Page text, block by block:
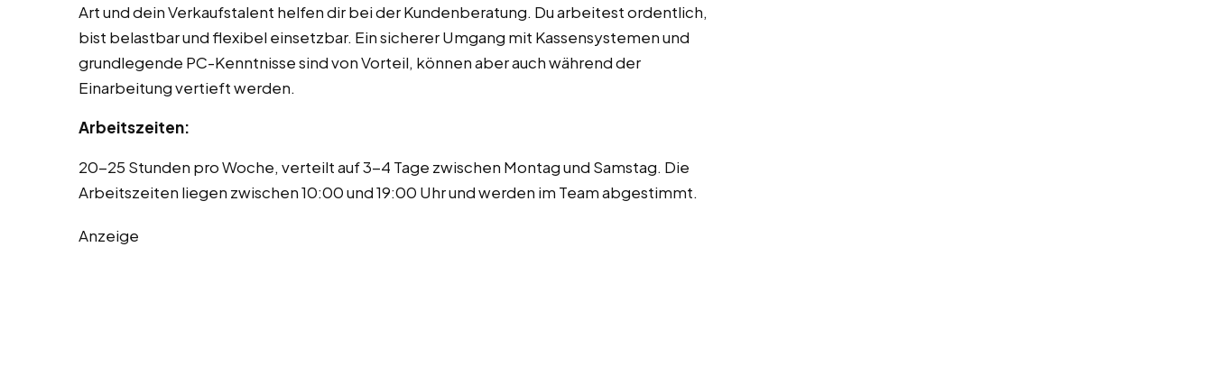
Art und dein Verkaufstalent helfen dir bei der Kundenberatung. Du arbeitest ordentlich,
bist belastbar und flexibel einsetzbar. Ein sicherer Umgang mit Kassensystemen und
grundlegende PC-Kenntnisse sind von Vorteil, können aber auch während der
Einarbeitung vertieft werden.
Arbeitszeiten:
20-25 Stunden pro Woche, verteilt auf 3-4 Tage zwischen Montag und Samstag. Die
Arbeitszeiten liegen zwischen 10:00 und 19:00 Uhr und werden im Team abgestimmt.
Anzeige